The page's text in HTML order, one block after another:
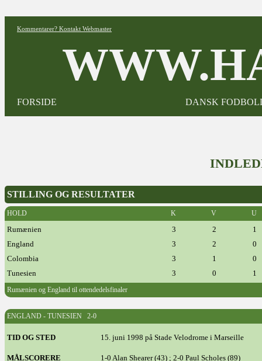
Kommentarer? Kontakt Webmaster
FORSIDE DANSK
STILLING OG RESULTATER
HOLD K V U
Rumænien 3 2
1
England
3 2
0
Colombia
3 1
0
Tunesien
3 0 1
Rumænien og England til ottendedelsfinaler
ENGLAND - TUNESIEN 2-0
TID OG STED 15. juni 1998 på Stade Velodrome i Marseille
MÅLSCORERE 1-0 Alan Shearer (43) ; 2-0 Paul Scholes (89)